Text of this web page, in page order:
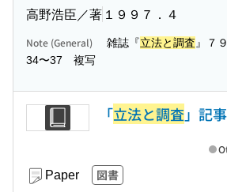
高野浩臣／著 １９９７．４
Note (General) 雑誌『立法と調査 』７
34〜37 複写
「立法と調査」記
Paper 図書